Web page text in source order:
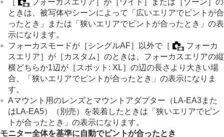
ときは、被写体やシーンによって「広いエリアでピントが合
ったとき」または「狭いエリアでピントが合ったとき」の表
示になります。
フォーカスモードが ［シングルAF］ 以外で ［
フォーカ
スエリア］ が ［カスタム］ のときは、フォーカスエリアの縦
横どちらか1辺が ［スポット: XL］ の辺の長さより大きい場
合、「狭いエリアでピントが合ったとき」の表示になりま
す。
Aマウント用のレンズとマウントアダプター（LA-EA3また
はLA-EA5）（別売）を装着したときは「狭いエリアでピン
トが合ったとき」の表示になります。
モニター全体を基準に自動でピントが合ったとき